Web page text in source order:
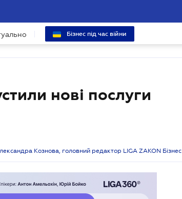
Бізнес під час війни
нові послуги
Кознова, головний редактор LIGA ZAKON Бізнес